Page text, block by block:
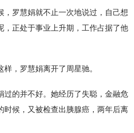
，罗慧娟就不止一次地说过，自己想
，正处于事业上升期，工作占据了他
，罗慧娟离开了周星驰。
过的并不好。她经历了失聪，金融危
时候，又被检查出胰腺癌，两年后离